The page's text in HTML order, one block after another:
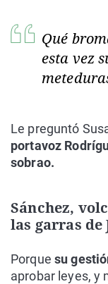
Qué
esta vez
Le preguntó
portavoz
sobrao.
Sánchez,
las garras de
Porque su
aprobar leyes, y